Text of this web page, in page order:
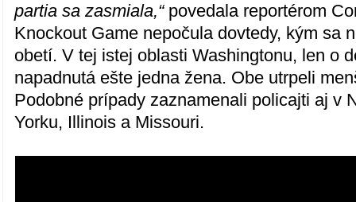
partia sa zasmiala,“povedala reportérom
Knockout Game nepočula dovtedy, kým sa
obetí. V tej istej oblasti Washingtonu, len o
napadnutá ešte jedna žena. Obe utrpeli
Podobné prípady zaznamenali policajti aj v
Yorku, Illinois a Missouri.